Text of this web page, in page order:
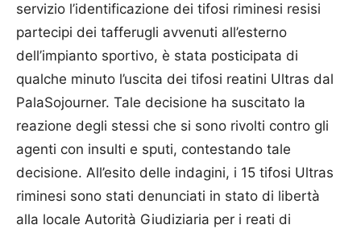
servizio l’identificazione dei tifosi riminesi resisi
partecipi dei tafferugli avvenuti all’esterno
dell’impianto sportivo, è stata posticipata di
qualche minuto l’uscita dei tifosi reatini Ultras dal
PalaSojourner. Tale decisione ha suscitato la
reazione degli stessi che si sono rivolti contro gli
agenti con insulti e sputi, contestando tale
decisione. All’esito delle indagini, i 15 tifosi Ultras
riminesi sono stati denunciati in stato di libertà
alla locale Autorità Giudiziaria per i reati di